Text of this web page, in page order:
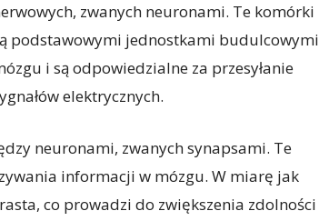
zwanych neuronami. Te komórki
podstawowymi jednostkami budulcowymi
i są odpowiedzialne za przesyłanie
elektrycznych.
neuronami, zwanych synapsami. Te
informacji w mózgu. W miarę jak
co prowadzi do zwiększenia zdolności